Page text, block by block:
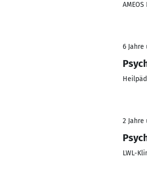
6 Jahre
2 Jahre
LWL-